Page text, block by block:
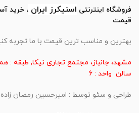
فروشگاه اینترنتی اسنیکرز ایران ، خرید
قیمت
بهترین و مناسب ترین قیمت با ما تجربه
مشهد، جانباز، مجتمع تجاری نیکا, طبقه :
سالن واحد : 6
طراحی و سئو توسط : امیرحسین رمضان زاده | 09216007626 (